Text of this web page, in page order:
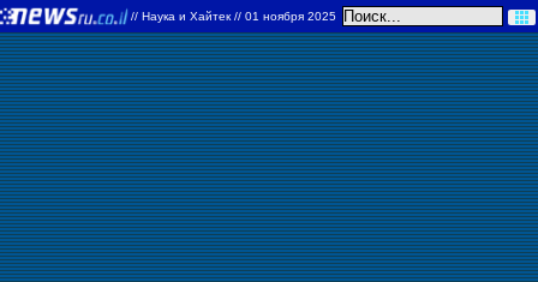
// Наука и Хайтек // 01 ноября 2025